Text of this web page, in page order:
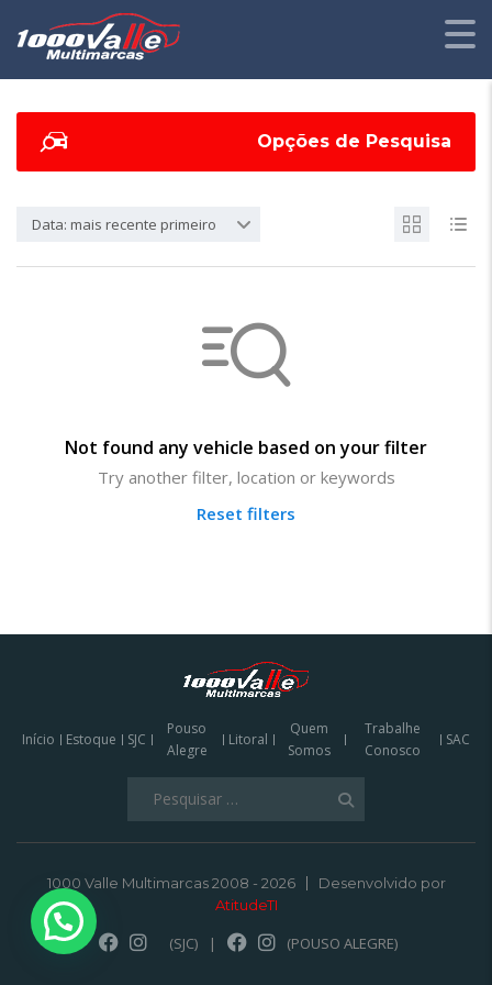
Opções de Pesquisa
Data: mais recente primeiro
Not found any vehicle based on your filter
Try another filter, location or keywords
Reset filters
Início Estoque SJC
Pouso
Alegre
Litoral
Quem
Somos
Trabalhe
Conosco
SAC
1000 Valle Multimarcas 2008 - 2026
Desenvolvido por
AtitudeTI
(SJC) | (POUSO ALEGRE)